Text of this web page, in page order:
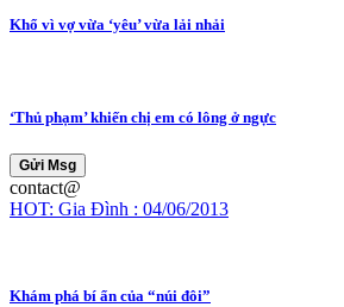
Khổ vì vợ vừa ‘yêu’ vừa lải nhải
‘Thủ phạm’ khiến chị em có lông ở ngực
Gửi Msg
contact@
HOT: Gia Đình : 04/06/2013
Khám phá bí ẩn của “núi đôi”